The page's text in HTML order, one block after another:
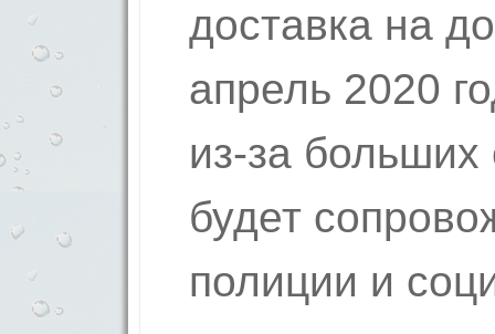
доставка на
апрель 2020
из-за
будет
полиции и